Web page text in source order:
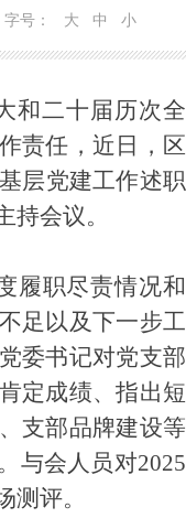
字号： 大 中 小
和二十届历次全
责任，近日，区
层党建工作述职
会议。
履职尽责情况和
足以及下一步工
委书记对党支部
定成绩、指出短
支部品牌建设等
与会人员对2025
评。